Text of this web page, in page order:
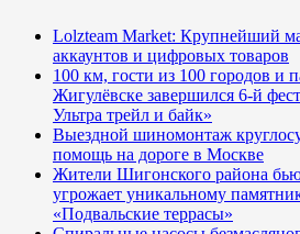
Lolzteam Market: Крупнейший
аккаунтов и цифровых товаров
100 км, гости из 100 городов и
Жигулёвске завершился 6-й
Ультра трейл и байк»
Выездной шиномонтаж
помощь на дороге в Москве
Жители Шигонского района
угрожает уникальному
«Подвальские террасы»